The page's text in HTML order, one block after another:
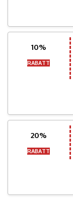
10%
RABATT
20%
RABATT